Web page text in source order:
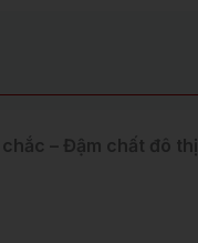
– Đậm chất đô thị